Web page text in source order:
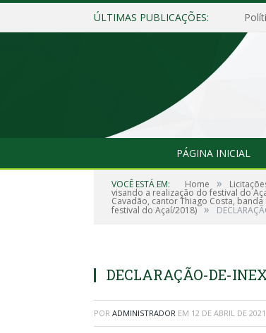
ÚLTIMAS PUBLICAÇÕES:
PÁGINA INICIAL
VOCÊ ESTÁ EM: Home »
visando a realização do festival do
Cavadão, cantor Thiago Costa,
festival do Açaí/2018) »
DECLARAÇÃO-DE-
POR ADMINISTRADOR EM 12 DE ABRIL DE 2021